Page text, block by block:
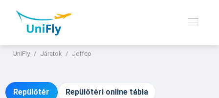
UniFly Járatok Jeffco
Repülőtér Repülőtéri online tábla